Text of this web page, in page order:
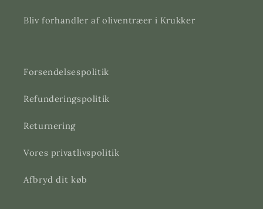
Bliv forhandler af oliventræer i Krukker
Forsendelsespolitik
Refunderingspolitik
Returnering
Vores privatlivspolitik
Afbryd dit køb